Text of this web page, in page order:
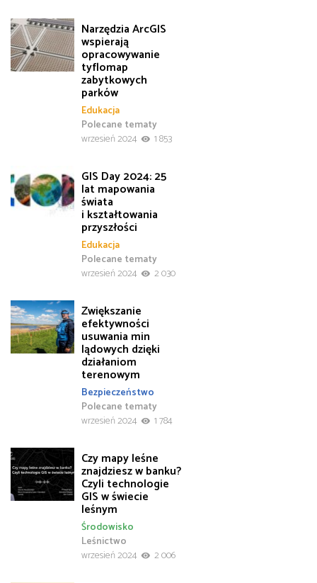
Narzędzia ArcGIS
wspierają
opracowywanie
tyflomap
zabytkowych
parków
Edukacja
Polecane tematy
wrzesień 2024
1 853
GIS Day 2024: 25
lat mapowania
świata
i kształtowania
przyszłości
Edukacja
Polecane tematy
wrzesień 2024
2 030
Zwiększanie
efektywności
usuwania min
lądowych dzięki
działaniom
terenowym
Bezpieczeństwo
Polecane tematy
wrzesień 2024
1 784
Czy mapy leśne
znajdziesz w banku?
Czyli technologie
GIS w świecie
leśnym
Leśnictwo
Środowisko
wrzesień 2024
2 006